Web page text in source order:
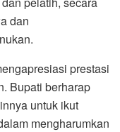
dan
prestasi
Bupati berharap
untuk ikut
mengharumkan